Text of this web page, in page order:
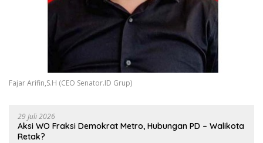
Fajar Arifin,S.H (CEO Senator.ID Grup)
29 Juli 2026
Aksi WO Fraksi Demokrat Metro, Hubungan PD – Walikota
Retak?